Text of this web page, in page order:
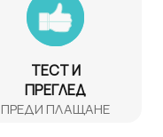
ТЕСТ И
ПРЕГЛЕД
ПРЕДИ ПЛАЩАНЕ